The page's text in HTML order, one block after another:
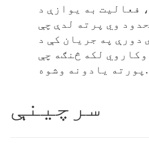
فعالیت به یوازې د
وي پرته لدې چې
دورې په جریان کې د
لکه څنګه چې
سرچینې